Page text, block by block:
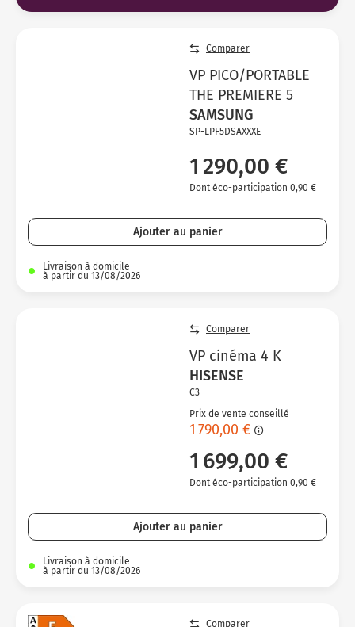
Comparer
VP PICO/PORTABLE
THE PREMIERE 5
SAMSUNG
SP-LPF5DSAXXXE
1 290,00 €
Dont éco-participation 0,90 €
Ajouter au panier
Livraison à domicile
à partir du 13/08/2026
Comparer
VP cinéma 4 K
HISENSE
C3
Prix de vente conseillé
1 790,00 €
1 699,00 €
Dont éco-participation 0,90 €
Ajouter au panier
Livraison à domicile
à partir du 13/08/2026
Comparer